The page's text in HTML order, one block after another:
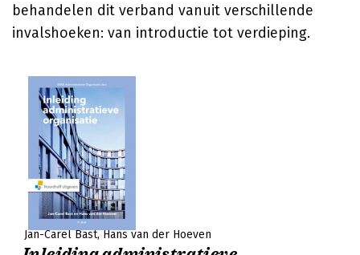
behandelen dit verband vanuit verschillende
invalshoeken: van introductie tot verdieping.
Jan-Carel Bast Hans van der Hoeven